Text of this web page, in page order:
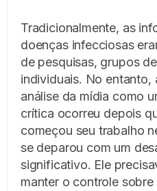
Tradicionalmente, as
doenças infecciosas
de pesquisas, grupos
individuais. No entanto,
análise da mídia como
crítica ocorreu depois
começou seu trabalho
se deparou com um
significativo. Ele
manter o controle